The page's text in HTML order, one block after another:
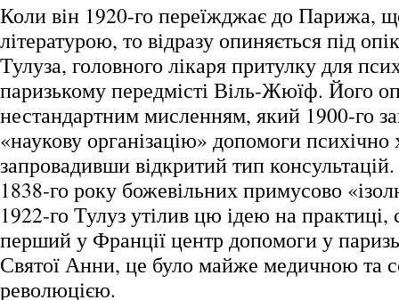
Коли він 1920-го переїжджає до Парижа,
літературою, то відразу опиняється під
Тулуза, головного лікаря притулку для
паризькому передмісті Віль-Жюїф. Його
нестандартним мисленням, який 1900-го
«наукову організацію» допомоги
запровадивши відкритий тип
1838-го року божевільних примусово
1922-го Тулуз утілив цю ідею на
перший у Франції центр допомоги у
Святої Анни, це було майже медичною та
революцією.